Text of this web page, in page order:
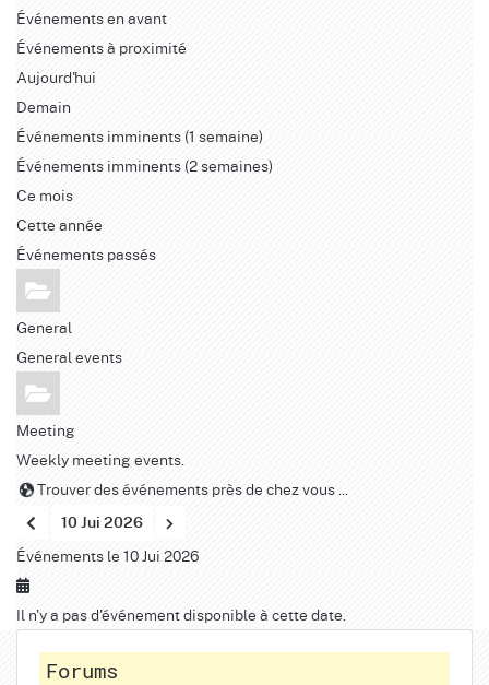
Événements en avant
Événements à proximité
Aujourd'hui
Demain
Événements imminents (1 semaine)
Événements imminents (2 semaines)
Ce mois
Cette année
Événements passés
General
General events
Meeting
Weekly meeting events.
Trouver des événements près de chez vous ...
10 Jui 2026
Événements le 10 Jui 2026
Il n'y a pas d'événement disponible à cette date.
Forums